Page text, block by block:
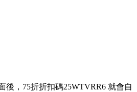
後，75折折扣碼25WTVRR6 就會自